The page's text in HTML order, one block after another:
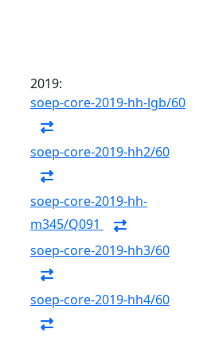
2019:
soep-core-2019-hh-lgb/60
soep-core-2019-hh2/60
soep-core-2019-hh-
m345/Q091
soep-core-2019-hh3/60
soep-core-2019-hh4/60